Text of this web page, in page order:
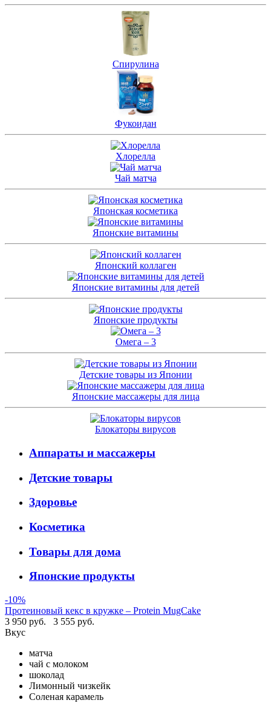
Спирулина
Фукоидан
Хлорелла
Чай матча
Японская косметика
Японские витамины
Японский коллаген
Японские витамины для детей
Японские продукты
Омега – 3
Детские товары из Японии
Японские массажеры для лица
Блокаторы вирусов
Аппараты и массажеры
Детские товары
Здоровье
Косметика
Товары для дома
Японские продукты
-10%
Протеиновый кекс в кружке – Protein MugCake
3 950 руб.
3 555 руб.
Вкус
матча
чай с молоком
шоколад
Лимонный чизкейк
Соленая карамель